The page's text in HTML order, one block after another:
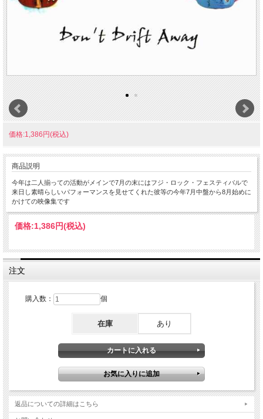
価格:1,386円(税込)
商品説明
今年は二人揃っての活動がメインで7月の末にはフジ・ロック・フェスティバルで
来日し素晴らしいパフォーマンスを見せてくれた彼等の今年7月中盤から8月始めに
かけての映像集です
価格:1,386円(税込)
注文
購入数： 個
在庫 あり
返品についての詳細はこちら